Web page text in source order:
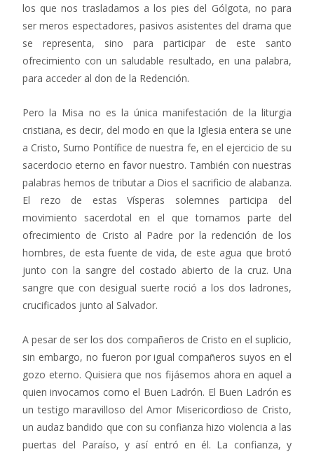
los que nos trasladamos a los pies del Gólgota, no para
ser meros espectadores, pasivos asistentes del drama que
se representa, sino para participar de este santo
ofrecimiento con un saludable resultado, en una palabra,
para acceder al don de la Redención.
Pero la Misa no es la única manifestación de la liturgia
cristiana, es decir, del modo en que la Iglesia entera se une
a Cristo, Sumo Pontífice de nuestra fe, en el ejercicio de su
sacerdocio eterno en favor nuestro. También con nuestras
palabras hemos de tributar a Dios el sacrificio de alabanza.
El rezo de estas Vísperas solemnes participa del
movimiento sacerdotal en el que tomamos parte del
ofrecimiento de Cristo al Padre por la redención de los
hombres, de esta fuente de vida, de este agua que brotó
junto con la sangre del costado abierto de la cruz. Una
sangre que con desigual suerte roció a los dos ladrones,
crucificados junto al Salvador.
A pesar de ser los dos compañeros de Cristo en el suplicio,
sin embargo, no fueron por igual compañeros suyos en el
gozo eterno. Quisiera que nos fijásemos ahora en aquel a
quien invocamos como el Buen Ladrón. El Buen Ladrón es
un testigo maravilloso del Amor Misericordioso de Cristo,
un audaz bandido que con su confianza hizo violencia a las
puertas del Paraíso, y así entró en él. La confianza, y